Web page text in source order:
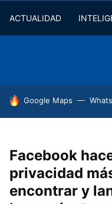
ACTUALIDAD
HOY SE HABLA DE
Google Maps
Facebook
privacidad
encontrar y